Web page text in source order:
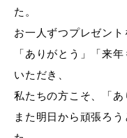
た。
お一人ずつプレゼント
「ありがとう」「来
いただき、
私たちの方こそ、「あ
また明日から頑張ろ